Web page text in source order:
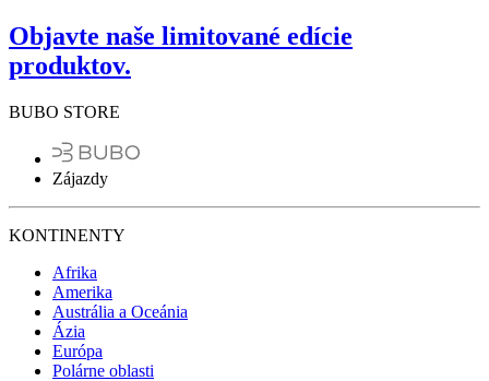
Objavte naše limitované edície
produktov.
BUBO STORE
Zájazdy
KONTINENTY
Afrika
Amerika
Austrália a Oceánia
Ázia
Európa
Polárne oblasti